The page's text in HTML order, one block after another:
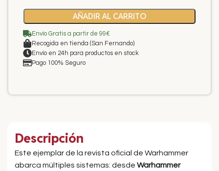
AÑADIR AL CARRITO
Envío Gratis a partir de 99€
Recogida en tienda (San Fernando)
Envío en 24h para productos en stock
Pago 100% Seguro
Descripción
Este ejemplar de la revista oficial de Warhammer
abarca múltiples sistemas: desde Warhammer